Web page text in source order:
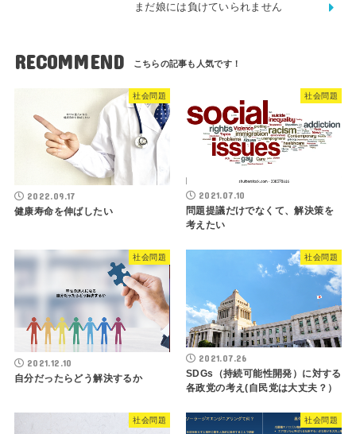
まだ娘には負けていられません
RECOMMEND
社会問題
2022.09.17
健康寿命を伸ばしたい
社会問題
2021.07.10
問題提議だけでなくて、解決策を
考えたい
社会問題
2021.12.10
自分だったらどう解決するか
社会問題
2021.07.26
SDGs（持続可能性開発）に対する
各政党の考え(自民党は大丈夫？）
社会問題 社会問題